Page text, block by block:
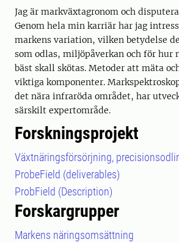
Jag är markväxtagronom och
Genom hela min karriär har jag
markens variation, vilken betydelse
som odlas, miljöpåverkan och för hur
bäst skall skötas. Metoder att mäta
viktiga komponenter.
det nära infraröda området, har
särskilt expertområde.
Forskningsprojekt
Växtnäringsförsörjning,
ProbeField (deliverables)
ProbField (Description)
Forskargrupper
Markens näringsomsättning